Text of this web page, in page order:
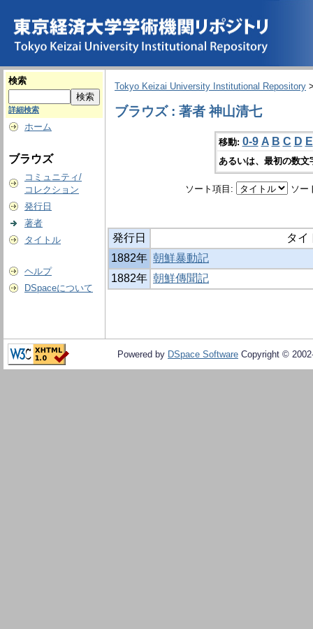
検索
詳細検索
ホーム
ブラウズ
コミュニティ/
コレクション
発行日
著者
タイトル
ヘルプ
DSpaceについて
Tokyo Keizai University Institutional Repository
ブラウズ : 著者 神山清七
移動: 0-9 A B C D E
あるいは、最初の数
ソート項目: ソー
発行日
タイ
1882年 朝鮮暴動記
1882年 朝鮮傳聞記
Powered by DSpace Software Copyright ©